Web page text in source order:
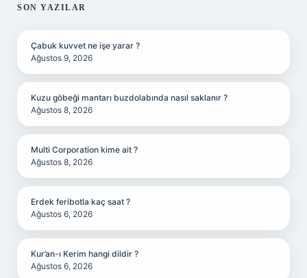
SIDEBAR
SON YAZILAR
Çabuk kuvvet ne işe yarar ?
Ağustos 9, 2026
Kuzu göbeği mantarı buzdolabında nasıl saklanır ?
Ağustos 8, 2026
Multi Corporation kime ait ?
Ağustos 8, 2026
Erdek feribotla kaç saat ?
Ağustos 6, 2026
Kur’an-ı Kerim hangi dildir ?
Ağustos 6, 2026